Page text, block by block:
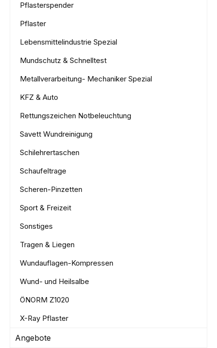
Pflasterspender
Pflaster
Lebensmittelindustrie Spezial
Mundschutz & Schnelltest
Metallverarbeitung- Mechaniker Spezial
KFZ & Auto
Rettungszeichen Notbeleuchtung
Savett Wundreinigung
Schilehrertaschen
Schaufeltrage
Scheren-Pinzetten
Sport & Freizeit
Sonstiges
Tragen & Liegen
Wundauflagen-Kompressen
Wund- und Heilsalbe
ÖNORM Z1020
X-Ray Pflaster
Angebote